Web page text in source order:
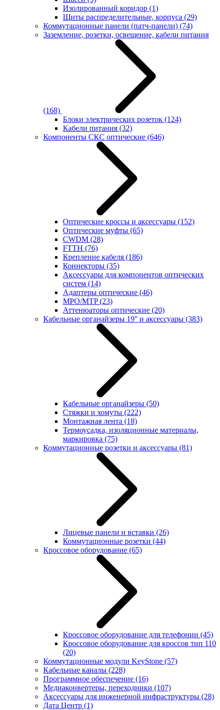
Изолированный коридор (1)
Щиты распределительные, корпуса (29)
Коммутационные панели (патч-панели) (74)
Заземление, розетки, освещение, кабели питания
(168)
Блоки электрических розеток (124)
Кабели питания (32)
Компоненты СКС оптические (646)
Оптические кроссы и аксессуары (152)
Оптические муфты (65)
CWDM (28)
FTTH (76)
Крепление кабеля (186)
Коннекторы (35)
Аксессуары для компонентов оптических
систем (14)
Адаптеры оптические (46)
MPO/MTP(23)
Аттенюаторы оптические (20)
Кабельные органайзеры 19'' и аксессуары (383)
Кабельные органайзеры (50)
Стяжки и хомуты (222)
Монтажная лента (18)
Термоусадка, изоляционные материалы,
маркировка (75)
Коммутационные розетки и аксессуары (81)
Лицевые панели и вставки (26)
Коммутационные розетки (44)
Кроссовое оборудование (65)
Кроссовое оборудование для телефонии (45)
Кроссовое оборудование для кроссов тип 110
(20)
Коммутационные модули KeyStone (57)
Кабельные каналы (228)
Программное обеспечение (16)
Медиаконвертеры, переходники (107)
Аксессуары для инженерной инфраструктуры (28)
Дата Центр (1)